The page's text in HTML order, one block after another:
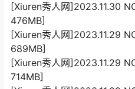
[Xiuren秀人网]2023.11.30
476MB]
[Xiuren秀人网]2023.11.29
689MB]
[Xiuren秀人网]2023.11.29
714MB]